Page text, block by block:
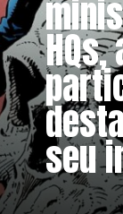
seu